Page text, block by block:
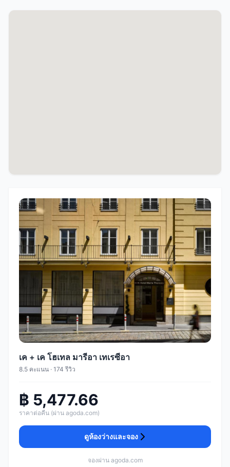
เค + เค โฮเทล มารีอา เทเรซีอา
8.5 คะแนน · 174 รีวิว
฿ 5,477.66
ราคาต่อคืน (ผ่าน agoda.com)
ดูห้องว่างและจอง
จองผ่าน agoda.com